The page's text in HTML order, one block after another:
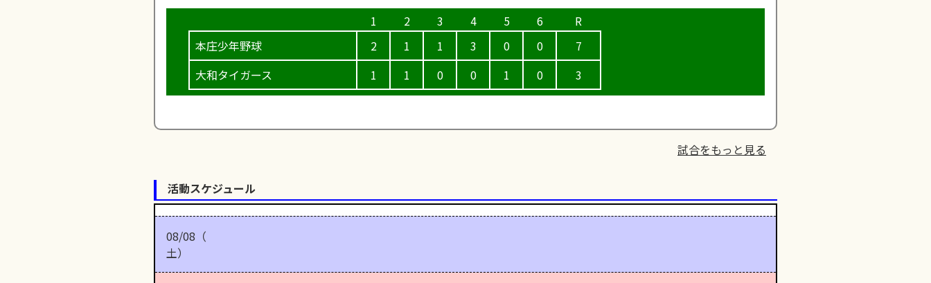
本庄少年野球
大和タイガース
2
1
1
1
1
0
3
0
0
1
0
0
7
3
試合をもっと見る
活動スケジュール
08/08（
土）